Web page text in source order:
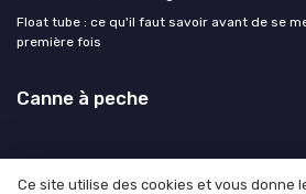
Float tube : ce qu'il faut savoir avant de se
première fois
Canne à peche
Ce site utilise des cookies et vous donne